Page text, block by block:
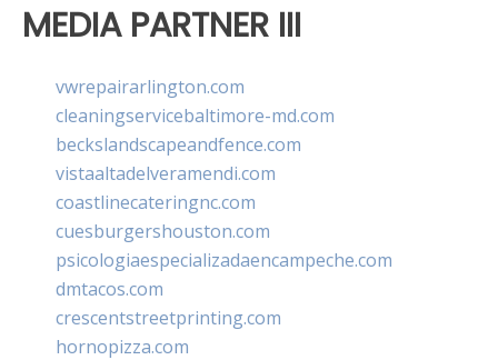
MEDIA PARTNER III
vwrepairarlington.com
cleaningservicebaltimore-md.com
beckslandscapeandfence.com
vistaaltadelveramendi.com
coastlinecateringnc.com
cuesburgershouston.com
psicologiaespecializadaencampeche.com
dmtacos.com
crescentstreetprinting.com
hornopizza.com